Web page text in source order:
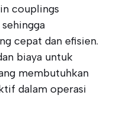
couplings
cepat dan efisien.
biaya untuk
membutuhkan
dalam operasi